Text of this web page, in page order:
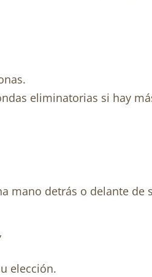
eliminatorias si hay
mano detrás o delante
elección.